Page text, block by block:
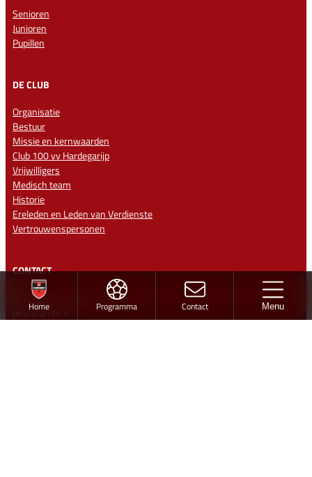
Home Programma Contact Menu
Senioren
Junioren
Pupillen
DE CLUB
Organisatie
Bestuur
Missie en kernwaarden
Club 100 vv Hardegarijp
Vrijwilligers
Medisch team
Historie
Ereleden en Leden van Verdienste
Vertrouwenspersonen
CONTACT
Sportpark ‘De Warren’
Jintewarren 6